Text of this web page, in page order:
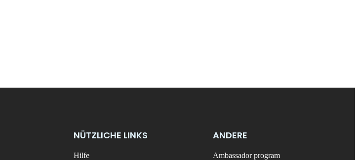
NÜTZLICHE LINKS
Hilfe
ANDERE
Ambassador program